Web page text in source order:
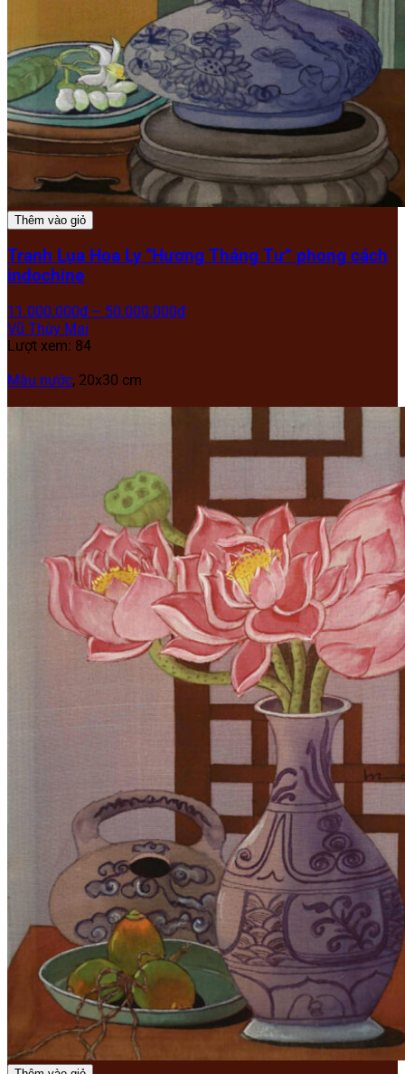
Thêm vào giỏ
Tranh Lụa Hoa Ly “Hương Tháng Tư” phong cách
indochine
11.000.000₫ – 50.000.000₫
Vũ Thùy Mai
Lượt xem: 84
Màu nước, 20x30 cm